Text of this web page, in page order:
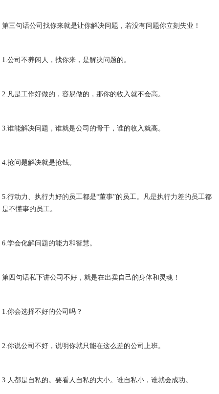
第三句话公司找你来就是让你解决问题，若没有问题你立刻失业！
1.公司不养闲人，找你来，是解决问题的。
2.凡是工作好做的，容易做的，那你的收入就不会高。
3.谁能解决问题，谁就是公司的骨干，谁的收入就高。
4.抢问题解决就是抢钱。
5.行动力、执行力好的员工都是“董事”的员工。凡是执行力差的员工都
是不懂事的员工。
6.学会化解问题的能力和智慧。
第四句话私下讲公司不好，就是在出卖自己的身体和灵魂！
1.你会选择不好的公司吗？
2.你说公司不好，说明你就只能在这么差的公司上班。
3.人都是自私的。要看人自私的大小。谁自私小，谁就会成功。